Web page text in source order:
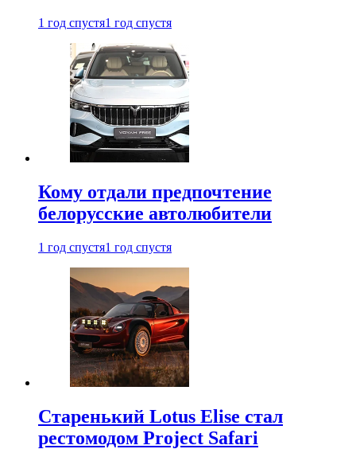
1 год спустя1 год спустя
Кому отдали предпочтение
белорусские автолюбители
1 год спустя1 год спустя
Старенький Lotus Elise стал
рестомодом Project Safari